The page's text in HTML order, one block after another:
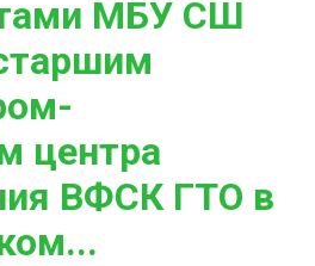
МБУ СШ
центра
ВФСК ГТО в